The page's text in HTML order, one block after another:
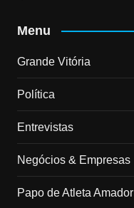
Menu
Grande Vitória
Política
Entrevistas
Negócios & Empresas
Papo de Atleta Amador